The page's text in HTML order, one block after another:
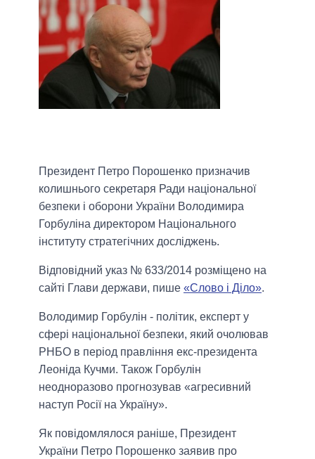
Президент Петро Порошенко призначив
колишнього секретаря Ради національної
безпеки і оборони України Володимира
Горбуліна директором Національного
інституту стратегічних досліджень.
Відповідний указ № 633/2014 розміщено на
сайті Глави держави, пише «Слово і Діло».
Володимир Горбулін - політик, експерт у
сфері національної безпеки, який очолював
РНБО в період правління екс-президента
Леоніда Кучми. Також Горбулін
неодноразово прогнозував «агресивний
наступ Росії на Україну».
Як повідомлялося раніше, Президент
України Петро Порошенко заявив про